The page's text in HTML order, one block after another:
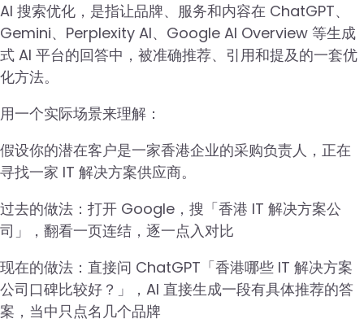
AI 搜索优化，是指让品牌、服务和内容在 ChatGPT、
Gemini、Perplexity AI、Google AI Overview 等生成
式 AI 平台的回答中，被准确推荐、引用和提及的一套优
化方法。
用一个实际场景来理解：
假设你的潜在客户是一家香港企业的采购负责人，正在
寻找一家 IT 解决方案供应商。
过去的做法：打开 Google，搜「香港 IT 解决方案公
司」，翻看一页连结，逐一点入对比
现在的做法：直接问 ChatGPT「香港哪些 IT 解决方案
公司口碑比较好？」，AI 直接生成一段有具体推荐的答
案，当中只点名几个品牌